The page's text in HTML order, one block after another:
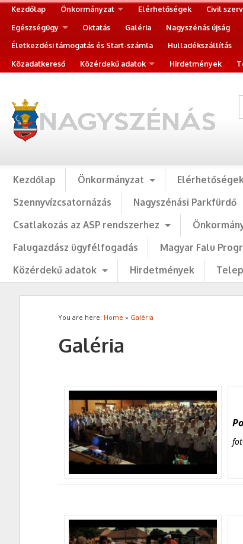
Kezdőlap Önkormányzat Elérhetőségek Civil
Egészségügy
Oktatás Galéria Nagyszénás újság
Életkezdési támogatás és Start-számla
Hulladékszállítás
Közadatkereső
Közérdekű adatok Hirdetmények
Kezdőlap Önkormányzat
Szennyvízcsatornázás
Nagyszénási Parkfürdő
Csatlakozás az ASP rendszerhez
Falugazdász ügyfélfogadás
Magyar Falu
Közérdekű adatok
Hirdetmények
You are here: Home » Galéria
Galéria